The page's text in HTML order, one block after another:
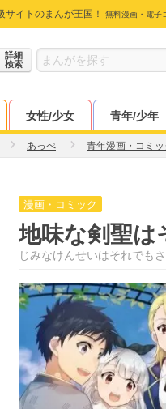
イトのまんが王国！ 無料漫画・電子
詳細
検索
女性/少女 青年/少年
あっぺ 青年漫画・コミッ
漫画・コミック
地味な剣聖は
じみなけんせいはそれでも